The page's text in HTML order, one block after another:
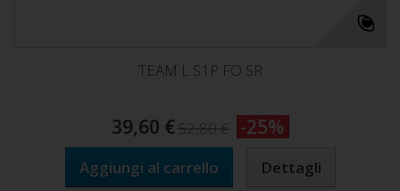
TEAM L S1P FO SR
39,60 €52,80 € -25%
Aggiungi al carrello Dettagli